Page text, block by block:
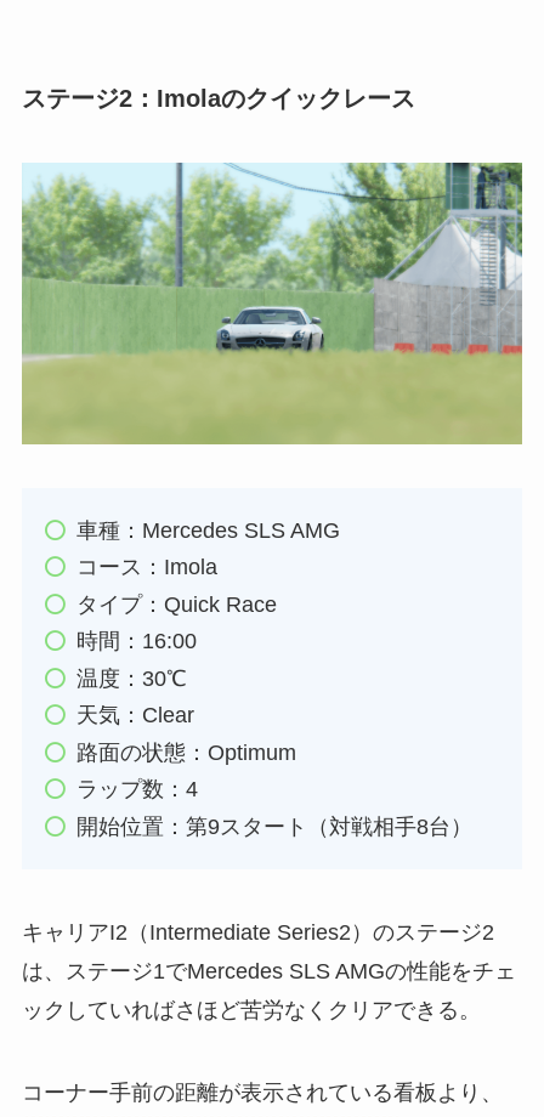
ステージ2：Imolaのクイックレース
車種：Mercedes SLS AMG
コース：Imola
タイプ：Quick Race
時間：16:00
温度：30℃
天気：Clear
路面の状態：Optimum
ラップ数：4
開始位置：第9スタート（対戦相手8台）
キャリアI2（Intermediate Series2）のステージ2
は、ステージ1でMercedes SLS AMGの性能をチェ
ックしていればさほど苦労なくクリアできる。
コーナー手前の距離が表示されている看板より、